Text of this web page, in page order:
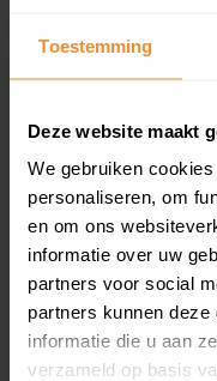
Toestemming
Deze website maakt
We gebruiken
personaliseren, om
en om ons
informatie over uw
partners voor social
partners kunnen
informatie die u aan
verzameld op basis
en koopdatum)
koopsommen.
Bekijk
Direct